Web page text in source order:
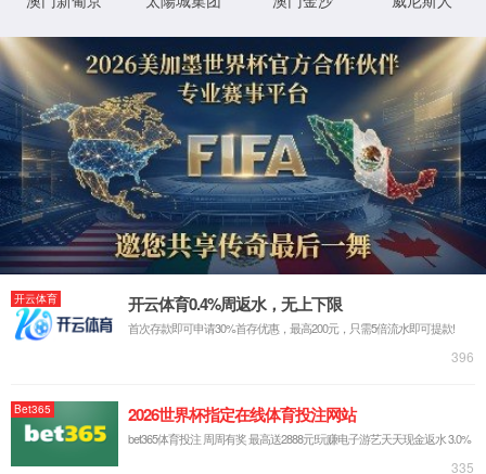
桥梁工程安全与韧性全国重点实验室